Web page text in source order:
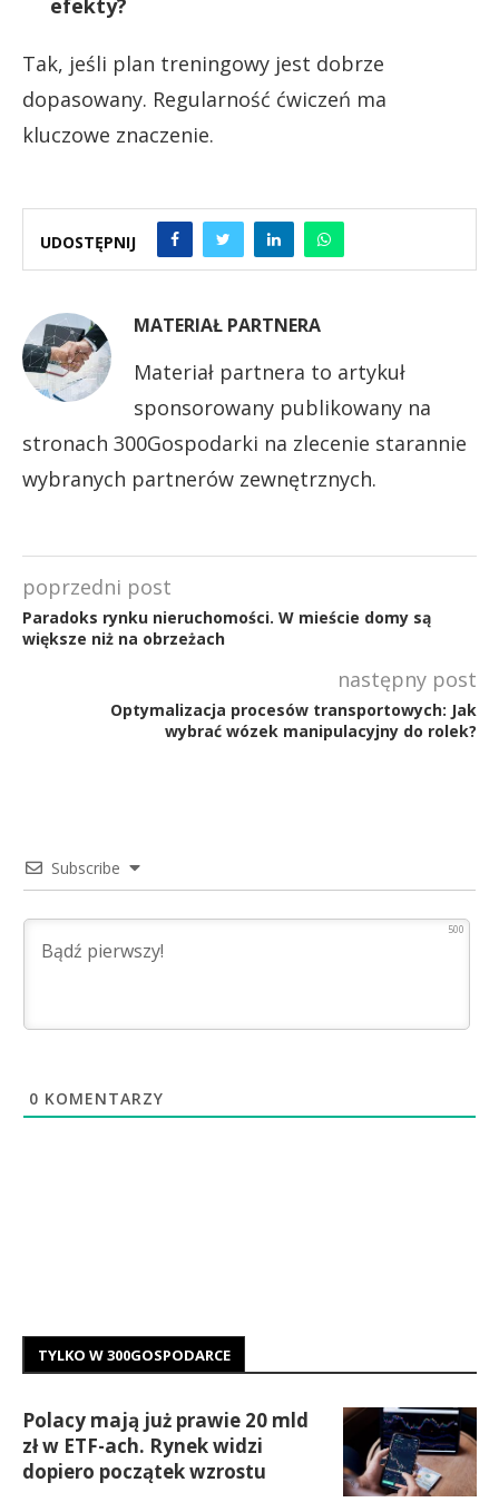
efekty?
Tak, jeśli plan treningowy jest dobrze
dopasowany. Regularność ćwiczeń ma
kluczowe znaczenie.
UDOSTĘPNIJ
MATERIAŁ PARTNERA
Materiał partnera to artykuł
sponsorowany publikowany na
stronach 300Gospodarki na zlecenie starannie
wybranych partnerów zewnętrznych.
poprzedni post
Paradoks rynku nieruchomości. W mieście domy są
większe niż na obrzeżach
następny post
Optymalizacja procesów transportowych: Jak
wybrać wózek manipulacyjny do rolek?
Subscribe
500
0 KOMENTARZY
TYLKO W 300GOSPODARCE
Polacy mają już prawie 20 mld
zł w ETF-ach. Rynek widzi
dopiero początek wzrostu